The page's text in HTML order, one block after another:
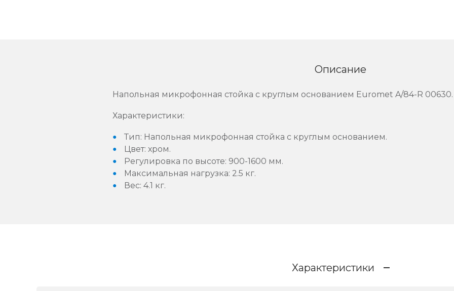
Описание
Напольная микрофонная стойка с круглым основанием Euromet A/84-R 00630.
Характеристики:
Тип: Напольная микрофонная стойка с круглым основанием.
Цвет: хром.
Регулировка по высоте: 900-1600 мм.
Максимальная нагрузка: 2.5 кг.
Вес: 4.1 кг.
Характеристики